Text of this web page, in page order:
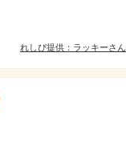
れしぴ提供：ラッキーさん